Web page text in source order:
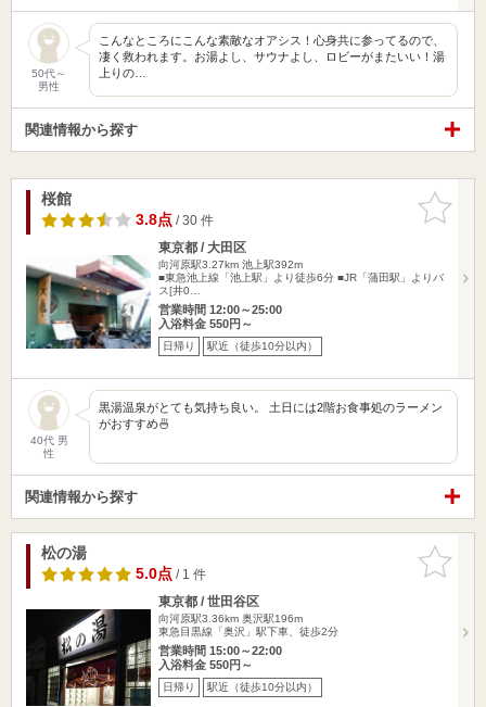
50代～
男性
こんなところにこんな素敵なオアシス！心身共に参ってるので、
凄く救われます。お湯よし、サウナよし、ロビーがまたいい！湯
上りの…
関連情報から探す
お気に入
りに追加
桜館
3.8点/ 30 件
東京都 / 大田区
向河原駅3.27km 池上駅392m
■東急池上線「池上駅」より徒歩6分 ■JR「蒲田駅」よりバ
ス[井0…
営業時間 12:00～25:00
入浴料金 550円～
日帰り 駅近（徒歩10分以内）
40代 男
性
黒湯温泉がとても気持ち良い。 土日には2階お食事処のラーメン
がおすすめ🍜
関連情報から探す
お気に入
りに追加
松の湯
5.0点/ 1 件
東京都 / 世田谷区
向河原駅3.36km 奥沢駅196m
東急目黒線「奥沢」駅下車、徒歩2分
営業時間 15:00～22:00
入浴料金 550円～
日帰り 駅近（徒歩10分以内）